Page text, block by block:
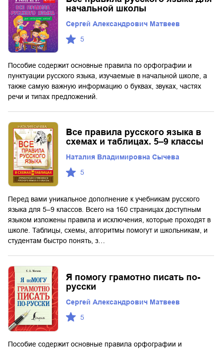
начальной школы
Сергей Александрович Матвеев
5
Пособие содержит основные правила по орфографии и
пунктуации русского языка, изучаемые в начальной школе, а
также самую важную информацию о буквах, звуках, частях
речи и типах предложений.
Все правила русского языка в
схемах и таблицах. 5–9 классы
Наталия Владимировна Сычева
5
Перед вами уникальное дополнение к учебникам русского
языка для 5–9 классов. Всего на 160 страницах доступным
языком изложены правила и исключения, которые проходят в
школе. Таблицы, схемы, алгоритмы помогут и школьникам, и
студентам быстро понять, з…
Я помогу грамотно писать по-
русски
Сергей Александрович Матвеев
5
Пособие содержит основные правила орфографии и